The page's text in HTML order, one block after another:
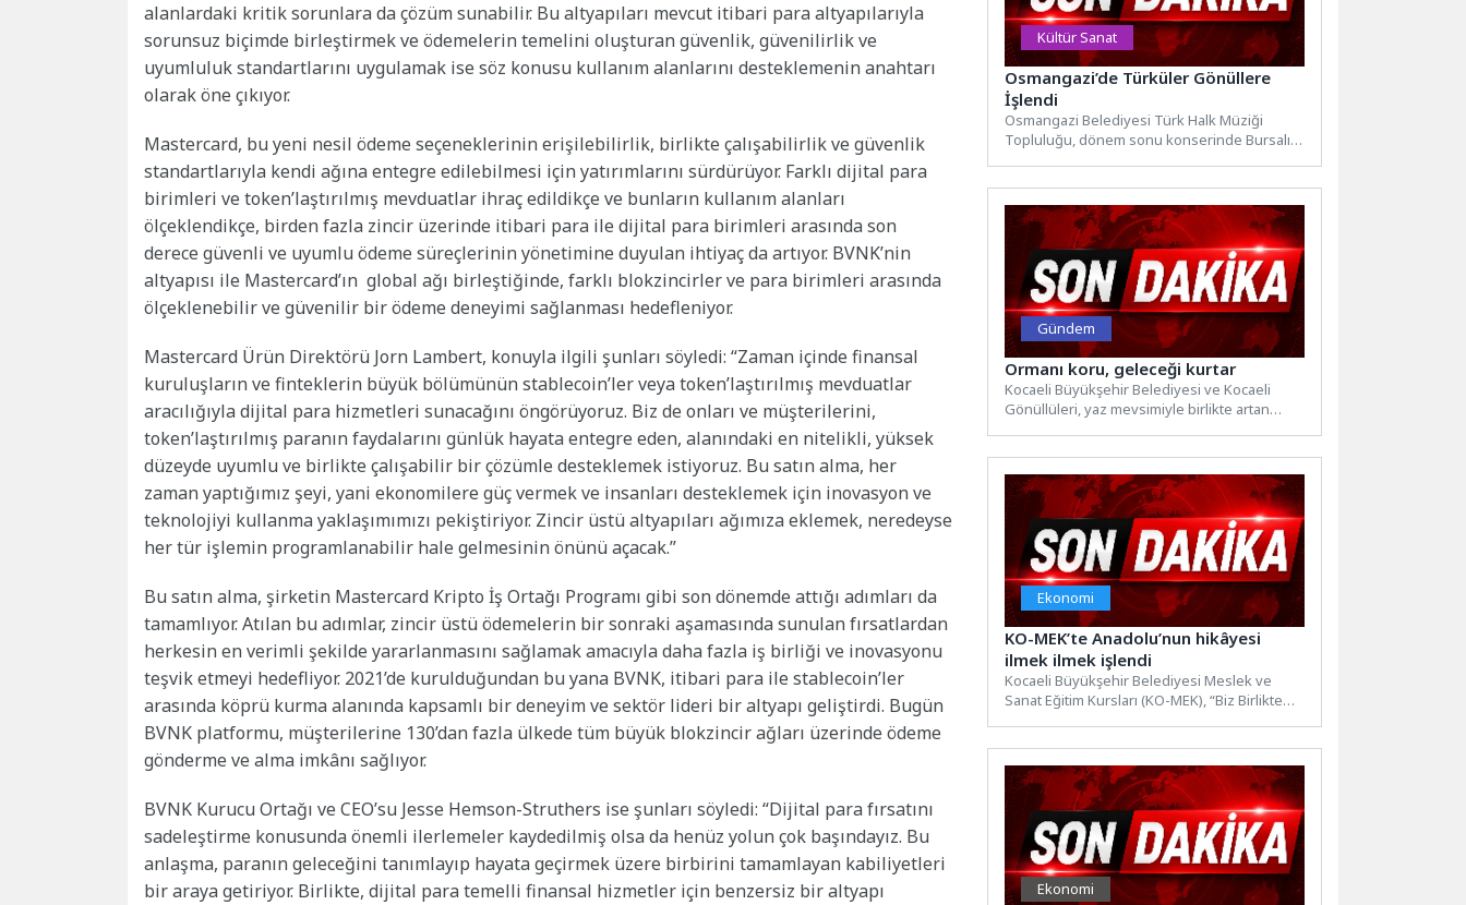
alanlardaki kritik sorunlara da çözüm sunabilir. Bu altyapıları mevcut itibari para altyapılarıyla
sorunsuz biçimde birleştirmek ve ödemelerin temelini oluşturan güvenlik, güvenilirlik ve
uyumluluk standartlarını uygulamak ise söz konusu kullanım alanlarını desteklemenin anahtarı
olarak öne çıkıyor.
Mastercard, bu yeni nesil ödeme seçeneklerinin erişilebilirlik, birlikte çalışabilirlik ve güvenlik
standartlarıyla kendi ağına entegre edilebilmesi için yatırımlarını sürdürüyor. Farklı dijital para
birimleri ve token’laştırılmış mevduatlar ihraç edildikçe ve bunların kullanım alanları
ölçeklendikçe, birden fazla zincir üzerinde itibari para ile dijital para birimleri arasında son
derece güvenli ve uyumlu ödeme süreçlerinin yönetimine duyulan ihtiyaç da artıyor. BVNK’nin
altyapısı ile Mastercard’ın global ağı birleştiğinde, farklı blokzincirler ve para birimleri arasında
ölçeklenebilir ve güvenilir bir ödeme deneyimi sağlanması hedefleniyor.
Mastercard Ürün Direktörü Jorn Lambert, konuyla ilgili şunları söyledi: “Zaman içinde finansal
kuruluşların ve finteklerin büyük bölümünün stablecoin’ler veya token’laştırılmış mevduatlar
aracılığıyla dijital para hizmetleri sunacağını öngörüyoruz. Biz de onları ve müşterilerini,
token’laştırılmış paranın faydalarını günlük hayata entegre eden, alanındaki en nitelikli, yüksek
düzeyde uyumlu ve birlikte çalışabilir bir çözümle desteklemek istiyoruz. Bu satın alma, her
zaman yaptığımız şeyi, yani ekonomilere güç vermek ve insanları desteklemek için inovasyon ve
teknolojiyi kullanma yaklaşımımızı pekiştiriyor. Zincir üstü altyapıları ağımıza eklemek, neredeyse
her tür işlemin programlanabilir hale gelmesinin önünü açacak.”
Bu satın alma, şirketin Mastercard Kripto İş Ortağı Programı gibi son dönemde attığı adımları da
tamamlıyor. Atılan bu adımlar, zincir üstü ödemelerin bir sonraki aşamasında sunulan fırsatlardan
herkesin en verimli şekilde yararlanmasını sağlamak amacıyla daha fazla iş birliği ve inovasyonu
teşvik etmeyi hedefliyor. 2021’de kurulduğundan bu yana BVNK, itibari para ile stablecoin’ler
arasında köprü kurma alanında kapsamlı bir deneyim ve sektör lideri bir altyapı geliştirdi. Bugün
BVNK platformu, müşterilerine 130’dan fazla ülkede tüm büyük blokzincir ağları üzerinde ödeme
gönderme ve alma imkânı sağlıyor.
BVNK Kurucu Ortağı ve CEO’su Jesse Hemson-Struthers ise şunları söyledi: “Dijital para fırsatını
sadeleştirme konusunda önemli ilerlemeler kaydedilmiş olsa da henüz yolun çok başındayız. Bu
anlaşma, paranın geleceğini tanımlayıp hayata geçirmek üzere birbirini tamamlayan kabiliyetleri
bir araya getiriyor. Birlikte, dijital para temelli finansal hizmetler için benzersiz bir altyapı
Kültür Sanat
Osmangazi’de Türküler Gönüllere
İşlendi
Osmangazi Belediyesi Türk Halk Müziği
Topluluğu, dönem sonu konserinde Bursalı
Gündem
Ormanı koru, geleceği kurtar
Kocaeli Büyükşehir Belediyesi ve Kocaeli
Gönüllüleri, yaz mevsimiyle birlikte artan
Ekonomi
KO-MEK’te Anadolu’nun hikâyesi
ilmek ilmek işlendi
Kocaeli Büyükşehir Belediyesi Meslek ve
Sanat Eğitim Kursları (KO-MEK), “Biz Birlikte
Ekonomi